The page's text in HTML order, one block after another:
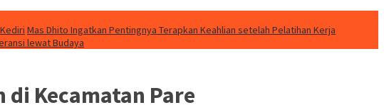
Mas Dhito Ingatkan Pentingnya Terapkan Keahlian setelah Pelatihan Kerja
lewat Budaya
di Kecamatan Pare